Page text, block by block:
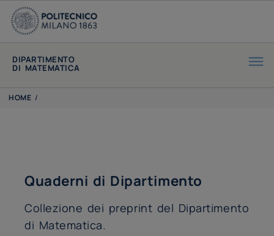
DIPARTIMENTO
DI MATEMATICA
HOME /
Quaderni di Dipartimento
Collezione dei preprint del Dipartimento
di Matematica.